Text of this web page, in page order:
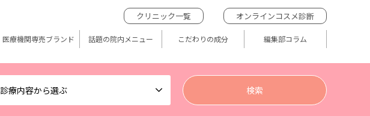
診療内容から選ぶ
クリニック一覧 オンラインコスメ診断
医療機関専売ブランド 話題の院内メニュー こだわりの成分 編集部コラム